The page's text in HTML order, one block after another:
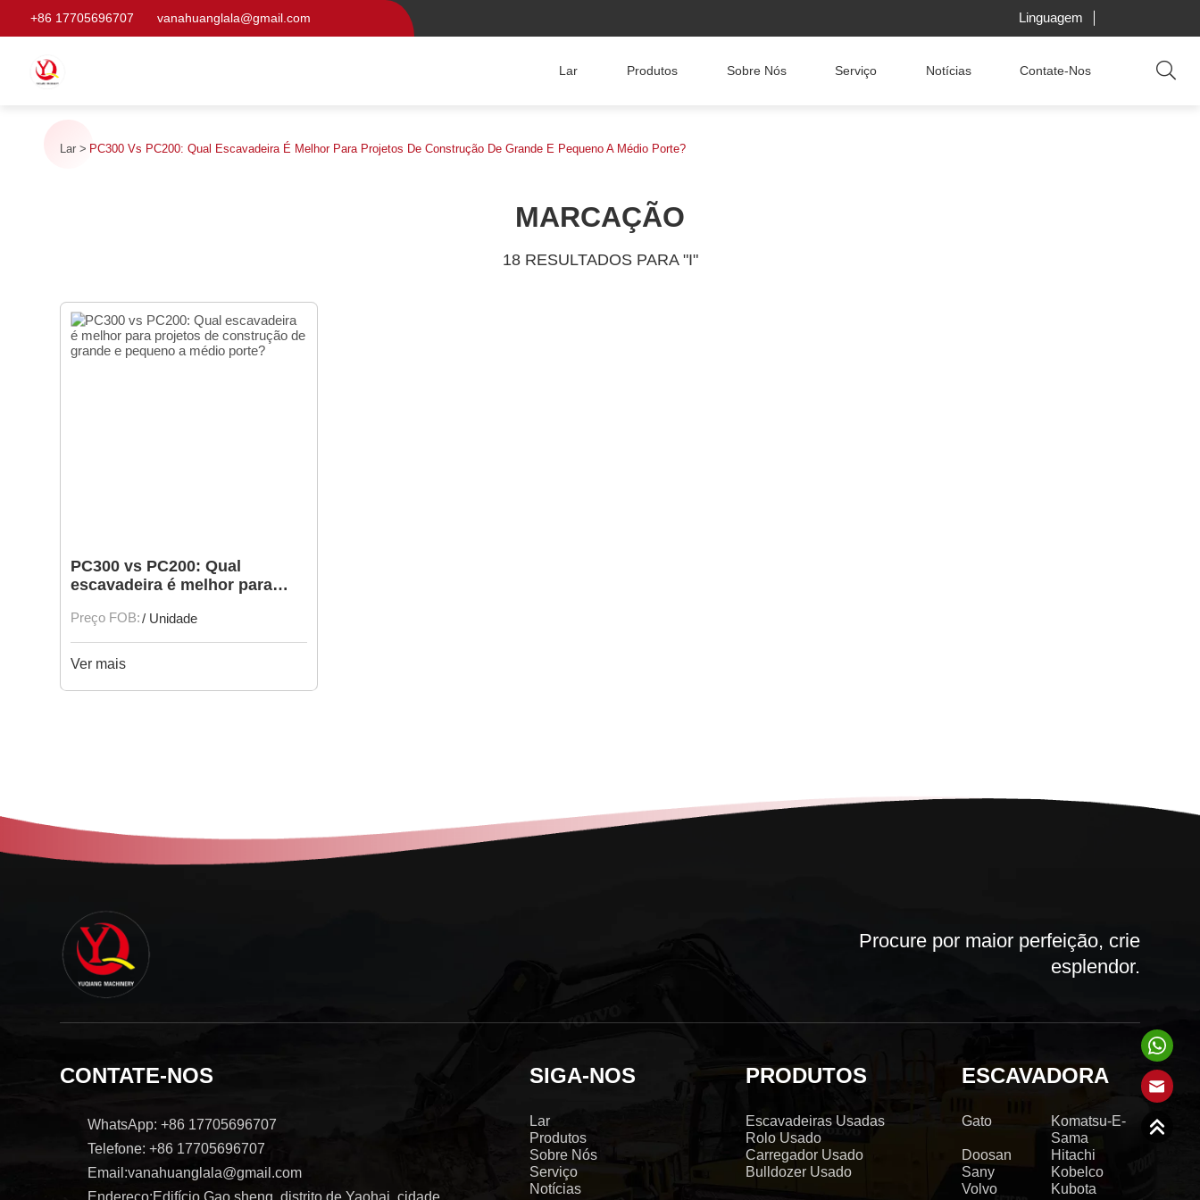
+86 17705696707 vanahuanglala@gmail.com Linguagem
Lar Produtos Sobre Nós Serviço Notícias Contate-Nos
Lar PC300 Vs PC200: Qual Escavadeira É Melhor Para Projetos De Construção De Grande E Pequeno A Médio Porte?
MARCAÇÃO
18 RESULTADOS PARA "I"
PC300 vs PC200: Qual
escavadeira é melhor para
grande e pequeno a médio
porte?
Preço FOB:/ Unidade
Ver mais
Procure por maior perfeição, crie
esplendor.
CONTATE-NOS
WhatsApp: +86 17705696707
Telefone: +86 17705696707
Email:vanahuanglala@gmail.com
Endereço:Edifício Gao sheng, distrito de Yaohai, cidade
SIGA-NOS
Lar
Produtos
Sobre Nós
Serviço
Notícias
PRODUTOS
Escavadeiras Usadas
Rolo Usado
Carregador Usado
Bulldozer Usado
ESCAVADORA
Gato
Komatsu-E-
Sama
Doosan
Hitachi
Sany
Kobelco
Volvo
Kubota